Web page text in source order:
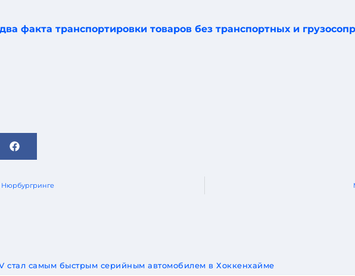
факта транспортировки товаров без транспортных и
стал самым быстрым серийным автомобилем в Хоккенхайме